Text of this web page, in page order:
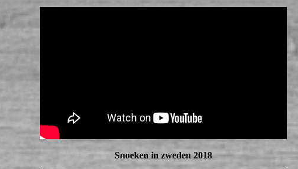
Snoeken in zweden 2018